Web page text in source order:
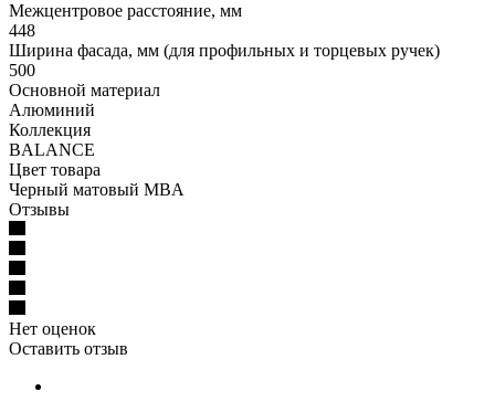
Межцентровое расстояние, мм
448
Ширина фасада, мм (для профильных и торцевых ручек)
500
Основной материал
Алюминий
Коллекция
BALANCE
Цвет товара
Черный матовый MBA
Отзывы
Нет оценок
Оставить отзыв